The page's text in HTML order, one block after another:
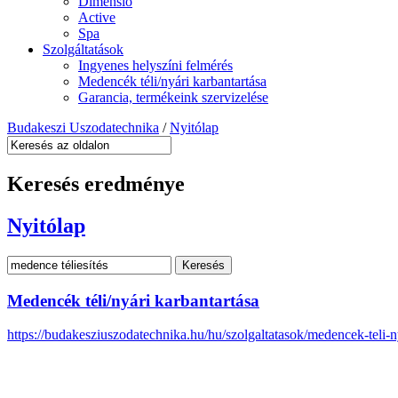
Active
Spa
Szolgáltatások
Ingyenes helyszíni felmérés
Medencék téli/nyári karbantartása
Garancia, termékeink szervizelése
Budakeszi Uszodatechnika / Nyitólap
Keresés eredménye
Nyitólap
Medencék téli/nyári karbantartása
https://budakesziuszodatechnika.hu/hu/szolgaltatasok/medencek-teli-